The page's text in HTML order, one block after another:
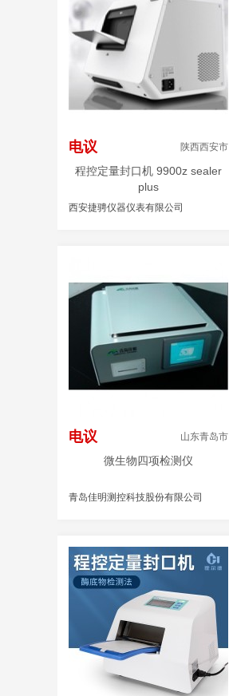
电议 陕西西安市
程控定量封口机 9900z sealer
plus
西安捷骋仪器仪表有限公司
电议 山东青岛市
微生物四项检测仪
青岛佳明测控科技股份有限公司